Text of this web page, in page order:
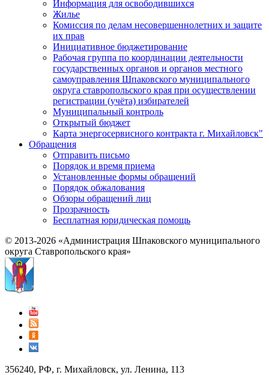
Информация для освободившихся
Жилье
Комиссия по делам несовершеннолетних и защите
их прав
Инициативное бюджетирование
Рабочая группа по координации деятельности
государственных органов и органов местного
самоуправления Шпаковского муниципального
округа ставропольского края при осуществлении
регистрации (учёта) избирателей
Муниципальный контроль
Открытый бюджет
Карта энергосервисного контракта г. Михайловск"
Обращения
Отправить письмо
Порядок и время приема
Установленные формы обращений
Порядок обжалования
Обзоры обращений лиц
Прозрачность
Бесплатная юридическая помощь
© 2013-2026 «Администрация Шпаковского муниципального
округа Ставропольского края»
356240, РФ, г. Михайловск, ул. Ленина, 113